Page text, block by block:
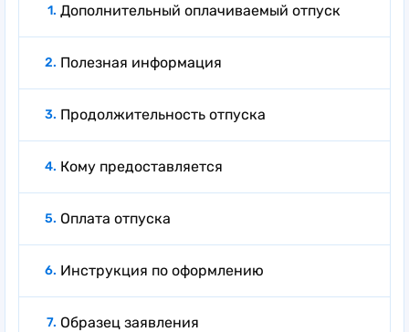
Дополнительный оплачиваемый отпуск
Полезная информация
Продолжительность отпуска
Кому предоставляется
Оплата отпуска
Инструкция по оформлению
Образец заявления